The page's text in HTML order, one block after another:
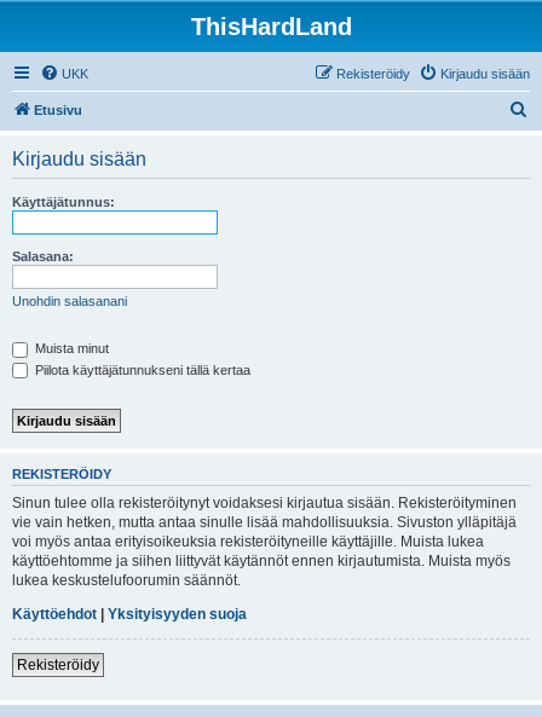
ThisHardLand
UKK Kirjaudu sisään
Rekisteröidy
Etusivu
Kirjaudu sisään
Käyttäjätunnus:
Salasana:
Unohdin salasanani
Muista minut
Piilota käyttäjätunnukseni tällä kertaa
REKISTERÖIDY
Sinun tulee olla rekisteröitynyt voidaksesi kirjautua sisään. Rekisteröityminen
vie vain hetken, mutta antaa sinulle lisää mahdollisuuksia. Sivuston ylläpitäjä
voi myös antaa erityisoikeuksia rekisteröityneille käyttäjille. Muista lukea
käyttöehtomme ja siihen liittyvät käytännöt ennen kirjautumista. Muista myös
lukea keskustelufoorumin säännöt.
Käyttöehdot | Yksityisyyden suoja
Rekisteröidy